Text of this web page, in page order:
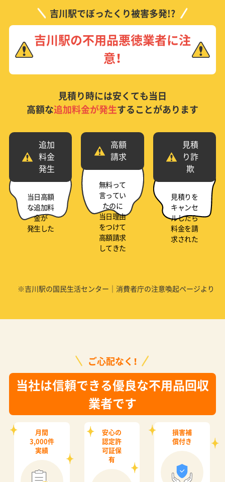
吉川駅でぼったくり被害多発!?
吉川駅の不用品悪徳業者に注
意！
見積り時には安くても当日
高額な追加料金が発生することがあります
追加
料金
発生
当日高額
な追加料
金が
発生した
高額
請求
無料って
言ってい
たのに
当日理由
をつけて
高額請求
してきた
見積
り詐
欺
見積りを
キャンセ
ルしたら
料金を請
求された
※吉川駅の国民生活センター｜消費者庁の注意喚起ページより
ご心配なく！
当社は信頼できる優良な不用品回収
業者です
月間
3,000件
実績
安心の
認定許
可証保
有
損害補
償付き